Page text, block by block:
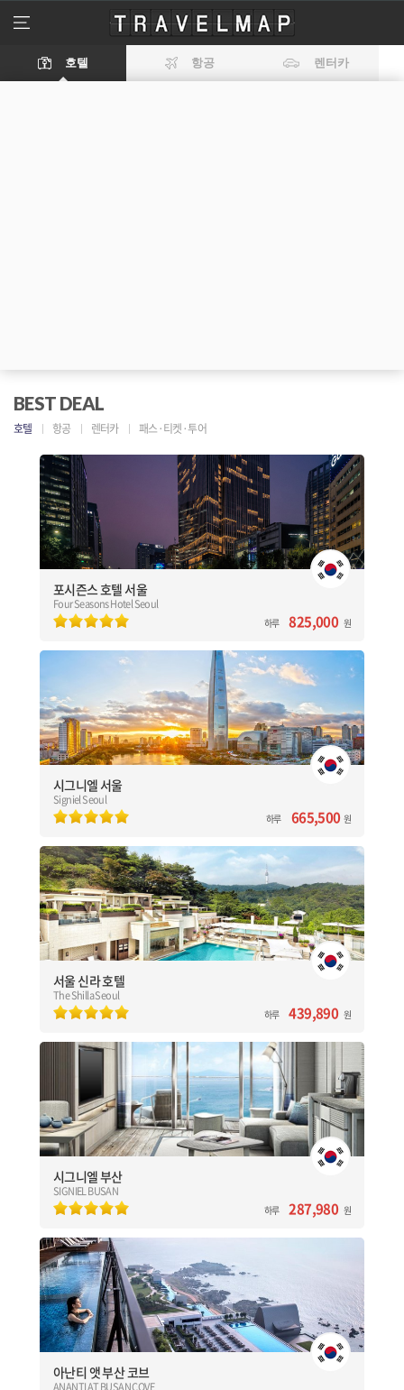
travelmap
메
기
호텔 항공 렌터카
BEST DEAL
호텔 항공 렌터카 패스·티켓·투어
포시즌스 호텔 서울
Four Seasons Hotel Seoul
하루 825,000 원
포시즌스 호텔 서울
Four Seasons Hotel Seoul
[대한민국] 서울(Seoul)
서울시내 특급 호텔 중 가장 큰 규모
43개의 스위트룸, 총 317 객실 / 7개의 레스토랑&바
전 세계 포시즌스 호텔 중 가장 큰 피트니스 센터
시그니엘 서울
Signiel Seoul
하루 665,500 원
시그니엘 서울
Signiel Seoul
[대한민국] 서울(Seoul)
롯데월드타워 76층~101층에 위치한 시그니엘 서울
총 235 객실 / 4개의 레스토랑&바
일몰과 일출을 한 자리에서 감상할 수 있는 국내 유일 호텔
서울 신라 호텔
The Shilla Seoul
하루 439,890 원
서울 신라 호텔
The Shilla Seoul
[대한민국] 서울(Seoul)
한국의 전통미와 현대적 감각을 겸비한 럭셔리호텔
총 426개 객실 / 7개의 레스토랑&바
온수풀, 자쿠지, 카바나등 차원이 다른 야외수영장 운영
시그니엘 부산
SIGNIEL BUSAN
하루 287,980 원
시그니엘 부산
SIGNIEL BUSAN
[대한민국] 부산(Busan)
해운대의 랜드마크 엘시티(LCT)타워 위치한 럭셔리 호텔
총 260 객실 / 투숙객 전용 가든 테라스 & 인피니티 풀
부산 해운대의 환상적인 오션뷰와 광안대교 감상 가능
아난티 앳 부산 코브
ANANTI AT BUSAN COVE
ANANTI AT BUSAN COVE
[대한민국] 부산(Busan)
도심 속 완벽한 휴식처 프라이빗한 리조트
총 310 객실 / 투숙객 전용 프라이빗 발코니
야외 인피니티 풀, 성인 전용 인피니티풀, 키즈 풀, 자쿠지 등